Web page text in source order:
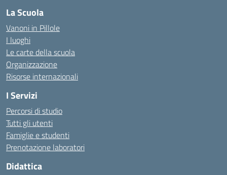
La Scuola
Vanoni in Pillole
I luoghi
Le carte della scuola
Organizzazione
Risorse internazionali
I Servizi
Percorsi di studio
Tutti gli utenti
Famiglie e studenti
Prenotazione laboratori
Didattica